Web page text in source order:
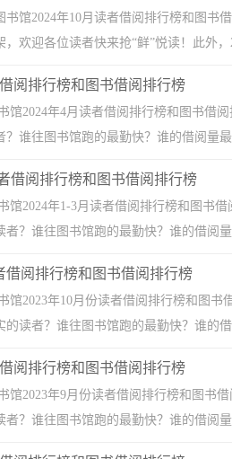
书馆2024年10月读者借阅排行榜和图书
，欢迎各位读者快来抢“鲜”悦读！此外
阅排行榜和图书借阅排行榜
馆2024年4月读者借阅排行榜和图书借
？谁往图书馆跑的最勤快？谁的借阅量
借阅排行榜和图书借阅排行榜
馆2024年1-3月读者借阅排行榜和图书
者？谁往图书馆跑的最勤快？谁的借阅
借阅排行榜和图书借阅排行榜
馆2023年10月份读者借阅排行榜和图
的读者？谁往图书馆跑的最勤快？谁的
阅排行榜和图书借阅排行榜
馆2023年9月份读者借阅排行榜和图书
者？谁往图书馆跑的最勤快？谁的借阅